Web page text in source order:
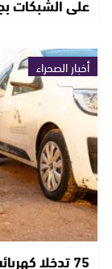
أخبار الصحراء
75 تدخلا